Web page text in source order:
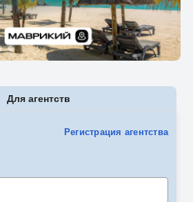
Для агентств
Регистрация агентства